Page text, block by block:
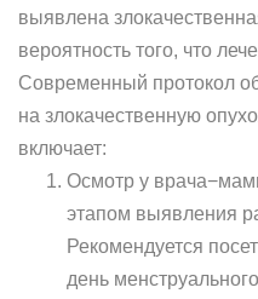
выявлена
вероятность того, что
Современный протокол
на злокачественную
включает:
Осмотр у
этапом выявления
Рекомендуется
день